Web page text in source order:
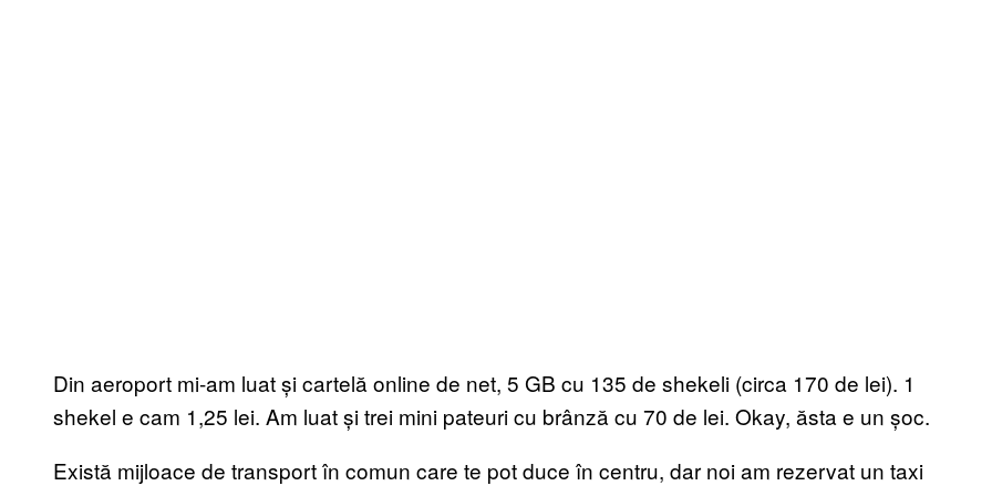
Din aeroport mi-am luat și cartelă online de net, 5 GB cu 135 de shekeli (circa 170 de lei). 1
shekel e cam 1,25 lei. Am luat și trei mini pateuri cu brânză cu 70 de lei. Okay, ăsta e un șoc.
Există mijloace de transport în comun care te pot duce în centru, dar noi am rezervat un taxi